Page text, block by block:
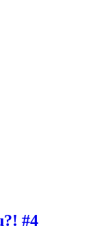
#4